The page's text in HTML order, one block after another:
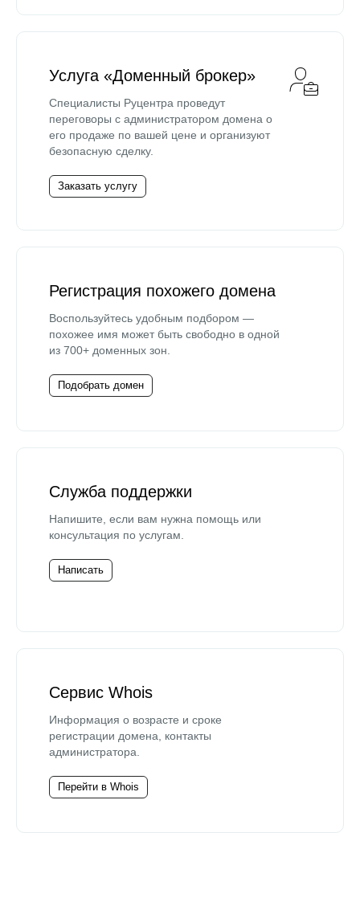
Услуга «Доменный брокер»
Специалисты Руцентра проведут
переговоры с администратором домена о
его продаже по вашей цене и организуют
безопасную сделку.
Заказать услугу
Регистрация похожего домена
Воспользуйтесь удобным подбором —
похожее имя может быть свободно в одной
из 700+ доменных зон.
Подобрать домен
Служба поддержки
Напишите, если вам нужна помощь или
консультация по услугам.
Написать
Сервис Whois
Информация о возрасте и сроке
регистрации домена, контакты
администратора.
Перейти в Whois